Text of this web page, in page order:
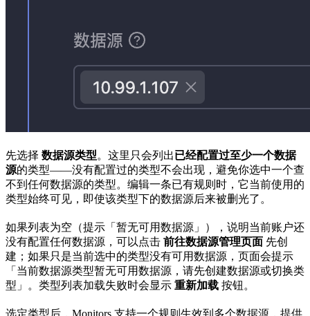
先选择 数据源类型。这里只会列出已经配置过至少一个数据
源的类型——没有配置过的类型不会出现，避免你选中一个查
不到任何数据源的类型。编辑一条已有规则时，它当前使用的
类型始终可见，即使该类型下的数据源后来被删光了。
如果列表为空（提示「暂无可用数据源」），说明当前账户还
没有配置任何数据源，可以点击 前往数据源管理页面 先创
建；如果只是当前选中的类型没有可用数据源，页面会提示
「当前数据源类型暂无可用数据源，请先创建数据源或切换类
型」。类型列表加载失败时会显示 重新加载 按钮。
选定类型后，Monitors 支持一个规则生效到多个数据源，提供